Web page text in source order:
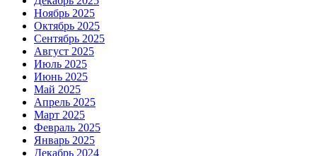
Ноябрь 2025
Октябрь 2025
Сентябрь 2025
Август 2025
Июль 2025
Июнь 2025
Май 2025
Апрель 2025
Март 2025
Февраль 2025
Январь 2025
Декабрь 2024